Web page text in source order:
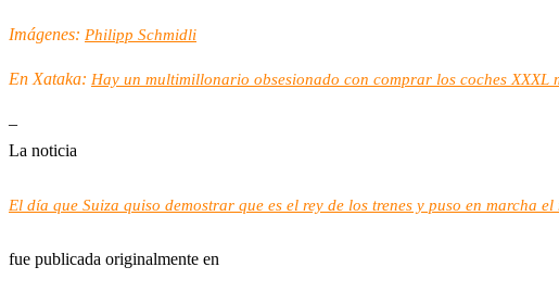
Imágenes: Philipp Schmidli
En Xataka: Hay un multimillonario obsesionado con comprar los coches XXXL
–
La noticia
El día que Suiza quiso demostrar que es el rey de los trenes y puso en marcha
fue publicada originalmente en